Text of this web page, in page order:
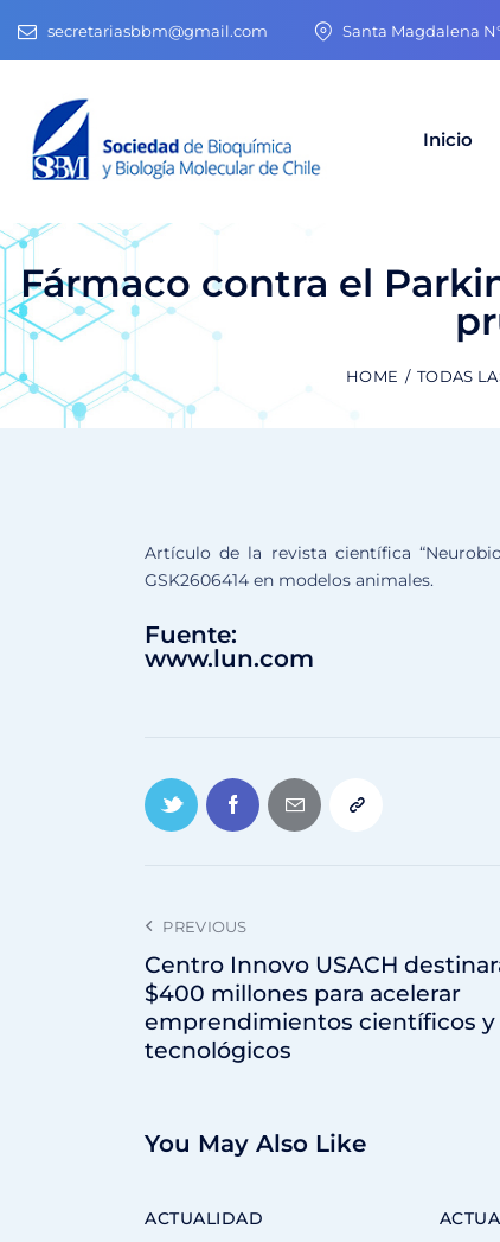
secretariasbbm@gmail.com Santa Magdalena
Inicio
Fármaco contra el
HOME TODAS
Artículo de la revista científica
GSK2606414 en modelos animales.
Fuente:
www.lun.com
PREVIOUS
Centro Innovo USACH
$400 millones para acelerar
emprendimientos científicos y
tecnológicos
You May Also Like
ACTUALIDAD